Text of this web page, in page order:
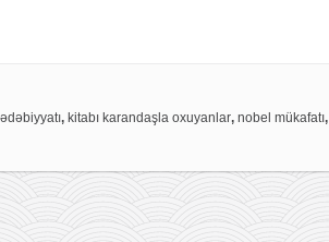
, kitabı karandaşla oxuyanlar, nobel mükafatı,